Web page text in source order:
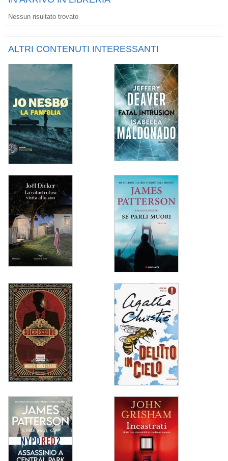
Nessun risultato trovato
ALTRI CONTENUTI INTERESSANTI